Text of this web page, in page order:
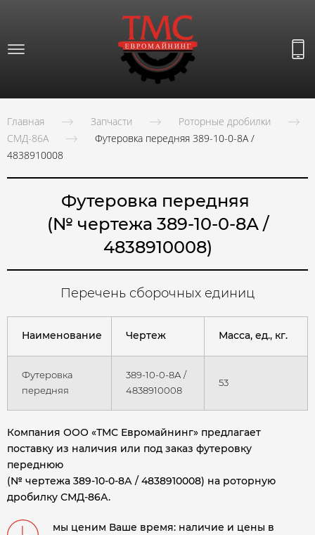
Главная Запчасти
Роторные дробилки
СМД-86А
Футеровка передняя 389-10-0-8А /
4838910008
Футеровка передняя
(№ чертежа 389-10-0-8А /
4838910008)
Перечень сборочных единиц
Наименование Чертеж Масса, ед., кг.
Футеровка
передняя
389-10-0-8А /
4838910008
53
Компания ООО «ТМС Евромайнинг» предлагает
поставку из наличия или под заказ футеровку
переднюю
(№ чертежа 389-10-0-8А / 4838910008) на роторную
дробилку СМД-86А.
мы ценим Ваше время: наличие и цены в